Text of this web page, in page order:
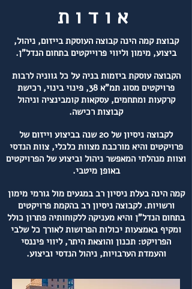
קבוצת קמה הינה קבוצה העוסקת בייזום, ניהול,
ביצוע, מימון וליווי פרוייקטים בתחום הנדל"ן.
הקבוצה עוסקת ביזמות בניה על כל גווניה לרבות
פרויקטים מסוג תמ"א 38, פינוי בינוי, רכישת
קרקעות ומתחמים, עסקאות קומבינציה וניהול
קבוצות רכישה.
לקבוצה ניסיון של 20 שנה בביצוע וייזום של
פרויקטים והיא מורכבת מצוות כלכלי, צוות הנדסי
וצוות מנהלתי המאפשר ניהול וביצוע של הפרויקטים
באופן מיטבי.
קמה הינה בעלת ניסיון רב במגעים מול גורמי מימון
ורשויות. לקבוצה ניסיון רב בהקמת פרויקטים
בתחום הנדל"ן והיא מעניקה ללקוחותיה פתרון כולל
ומקיף באמצעות יכולות הפרושות לאורך כל שלבי
הפרויקט: תכנון והוצאת היתר, ליווי פיננסי
והעמדת הערבויות, ניהול הנדסי וביצוע.
אודות